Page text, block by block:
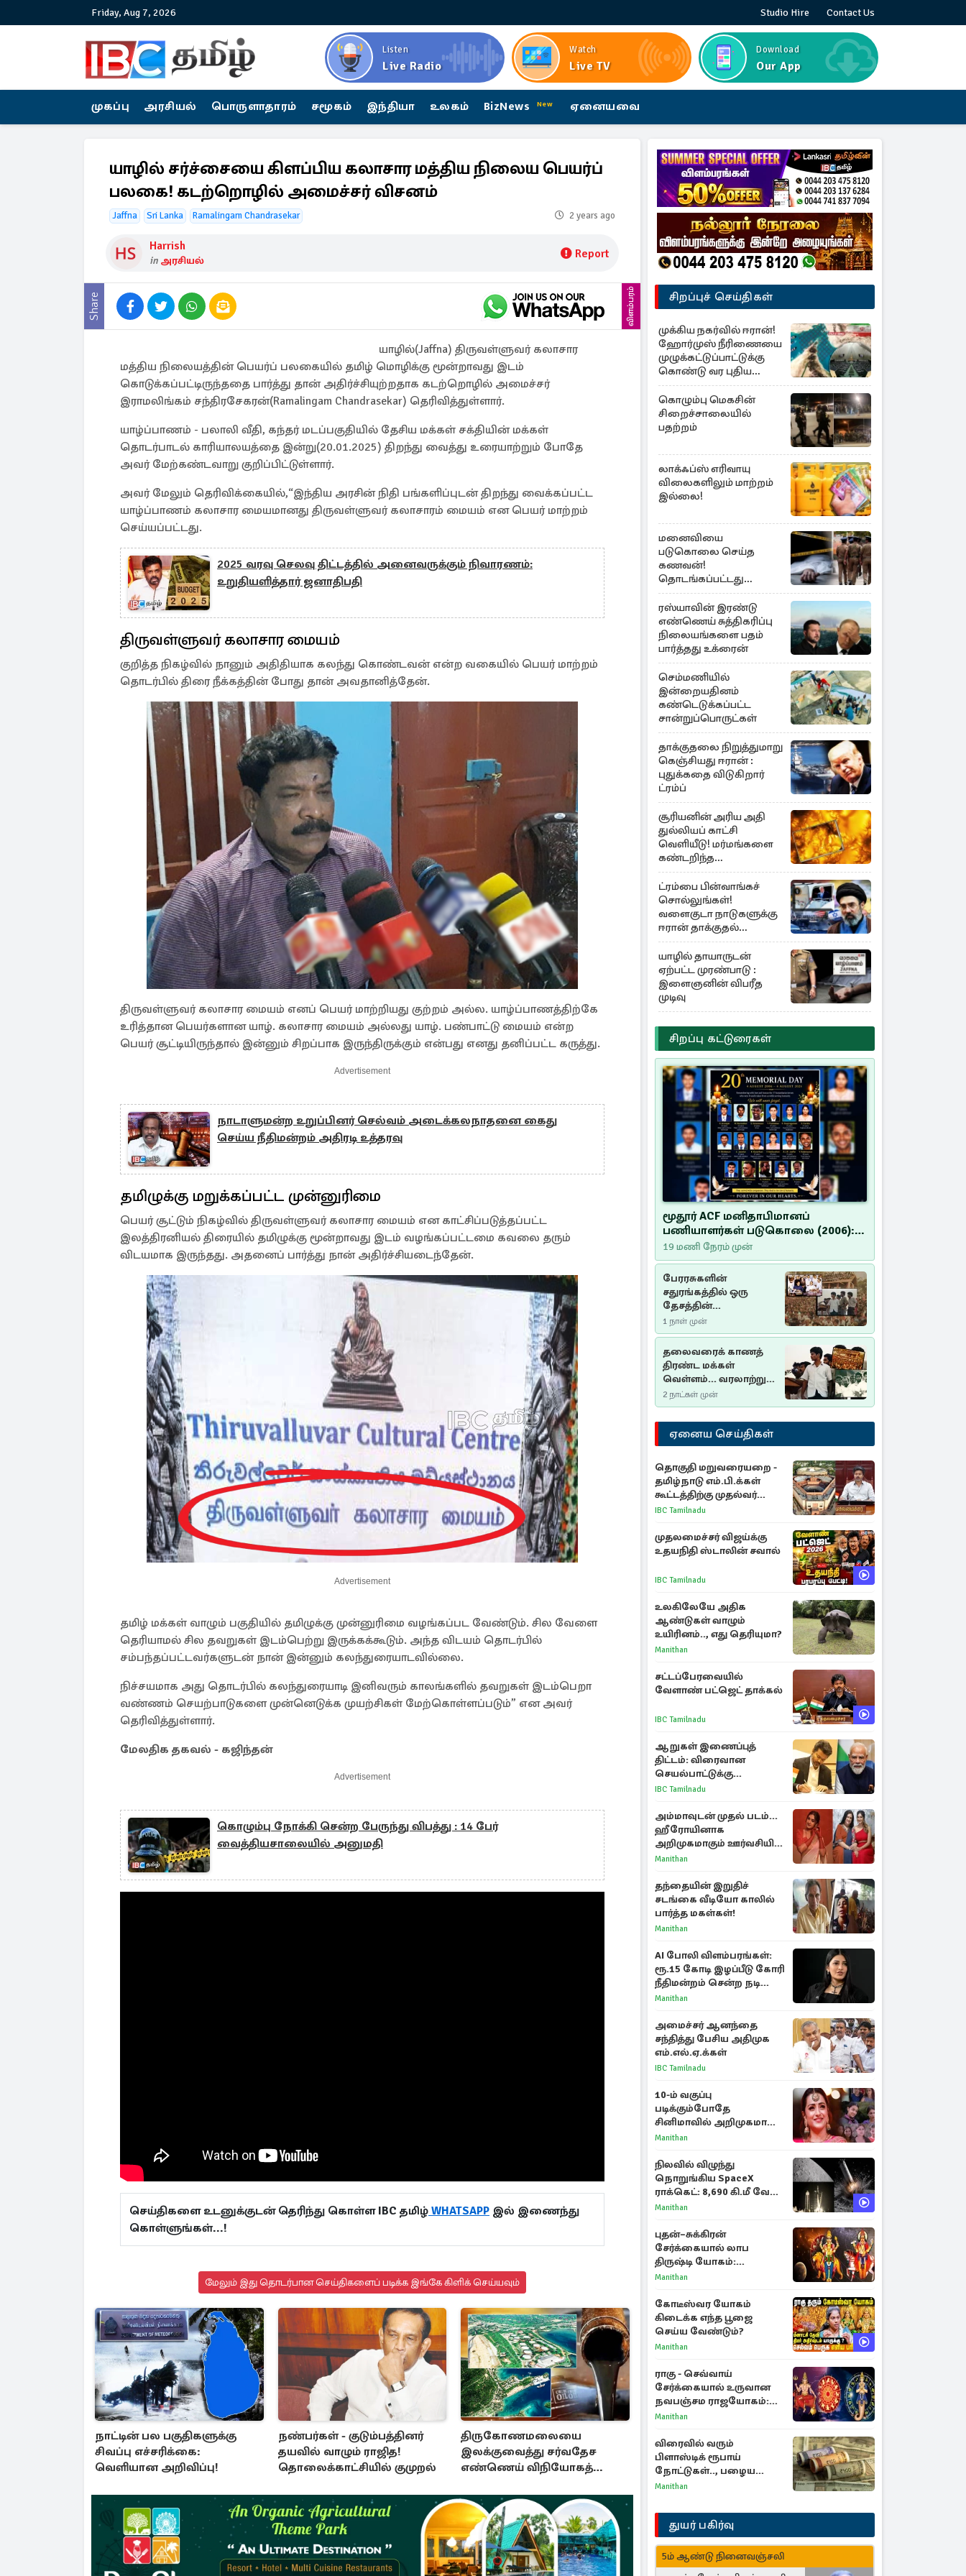
Friday, Aug 7, 2026 Studio Hire Contact Us
Listen
Live Radio
Watch
Live TV
Download
Our App
முகப்பு அரசியல் பொருளாதாரம் சமூகம் இந்தியா உலகம் BizNews New ஏனையவை
யாழில் சர்ச்சையை கிளப்பிய கலாசார மத்திய நிலைய பெயர்ப்
பலகை! கடற்றொழில் அமைச்சர் விசனம்
Jaffna Sri Lanka Ramalingam Chandrasekar 2 years ago
Harrish
in அரசியல் Report
Share விளம்பரம்
யாழில்(Jaffna) திருவள்ளுவர் கலாசார
மத்திய நிலையத்தின் பெயர்ப் பலகையில் தமிழ் மொழிக்கு மூன்றாவது இடம்
கொடுக்கப்பட்டிருந்ததை பார்த்து தான் அதிர்ச்சியுற்றதாக கடற்றொழில் அமைச்சர்
இராமலிங்கம் சந்திரசேகரன்(Ramalingam Chandrasekar) தெரிவித்துள்ளார்.
யாழ்ப்பாணம் - பலாலி வீதி, கந்தர் மடப்பகுதியில் தேசிய மக்கள் சக்தியின் மக்கள்
தொடர்பாடல் காரியாலயத்தை இன்று(20.01.2025) திறந்து வைத்து உரையாற்றும் போதே
அவர் மேற்கண்டவாறு குறிப்பிட்டுள்ளார்.
அவர் மேலும் தெரிவிக்கையில்,“இந்திய அரசின் நிதி பங்களிப்புடன் திறந்து வைக்கப்பட்ட
யாழ்ப்பாணம் கலாசார மையமானது திருவள்ளுவர் கலாசாரம் மையம் என பெயர் மாற்றம்
செய்யப்பட்டது.
2025 வரவு செலவு திட்டத்தில் அனைவருக்கும் நிவாரணம்:
உறுதியளித்தார் ஜனாதிபதி
திருவள்ளுவர் கலாசார மையம்
குறித்த நிகழ்வில் நானும் அதிதியாக கலந்து கொண்டவன் என்ற வகையில் பெயர் மாற்றம்
தொடர்பில் திரை நீக்கத்தின் போது தான் அவதானித்தேன்.
திருவள்ளுவர் கலாசார மையம் எனப் பெயர் மாற்றியது குற்றம் அல்ல. யாழ்ப்பாணத்திற்கே
உரித்தான பெயர்களான யாழ். கலாசார மையம் அல்லது யாழ். பண்பாட்டு மையம் என்ற
பெயர் சூட்டியிருந்தால் இன்னும் சிறப்பாக இருந்திருக்கும் என்பது எனது தனிப்பட்ட கருத்து.
Advertisement
நாடாளுமன்ற உறுப்பினர் செல்வம் அடைக்கலநாதனை கைது
செய்ய நீதிமன்றம் அதிரடி உத்தரவு
தமிழுக்கு மறுக்கப்பட்ட முன்னுரிமை
பெயர் சூட்டும் நிகழ்வில் திருவள்ளுவர் கலாசார மையம் என காட்சிப்படுத்தப்பட்ட
இலத்திரனியல் திரையில் தமிழுக்கு மூன்றாவது இடம் வழங்கப்பட்டமை கவலை தரும்
விடயமாக இருந்தது. அதனைப் பார்த்து நான் அதிர்ச்சியடைந்தேன்.
Advertisement
தமிழ் மக்கள் வாழும் பகுதியில் தமிழுக்கு முன்னுரிமை வழங்கப்பட வேண்டும். சில வேளை
தெரியாமல் சில தவறுகள் இடம்பெற்று இருக்கக்கூடும். அந்த விடயம் தொடர்பில்
சம்பந்தப்பட்டவர்களுடன் நான் இன்னும் கலந்துரையாடவில்லை.
நிச்சயமாக அது தொடர்பில் கலந்துரையாடி இனிவரும் காலங்களில் தவறுகள் இடம்பெறா
வண்ணம் செயற்பாடுகளை முன்னெடுக்க முயற்சிகள் மேற்கொள்ளப்படும்” என அவர்
தெரிவித்துள்ளார்.
மேலதிக தகவல் - கஜிந்தன்
Advertisement
கொழும்பு நோக்கி சென்ற பேருந்து விபத்து : 14 பேர்
வைத்தியசாலையில் அனுமதி
செய்திகளை உடனுக்குடன் தெரிந்து கொள்ள IBC தமிழ் WHATSAPP இல் இணைந்து
கொள்ளுங்கள்...!
மேலும் இது தொடர்பான செய்திகளைப் படிக்க இங்கே கிளிக் செய்யவும்
நாட்டின் பல பகுதிகளுக்கு
சிவப்பு எச்சரிக்கை:
வெளியான அறிவிப்பு!
நண்பர்கள் - குடும்பத்தினர்
தயவில் வாழும் ராஜித!
தொலைக்காட்சியில் குமுறல்
திருகோணமலையை
இலக்குவைத்து சர்வதேச
எண்ணெய் விநியோகத்
சிறப்புச் செய்திகள்
முக்கிய நகர்வில் ஈரான்!
ஹோர்முஸ் நீரிணையை
முழுக்கட்டுப்பாட்டுக்கு
கொண்டு வர புதிய
சட்டமூலம்
கொழும்பு மெகசின்
சிறைச்சாலையில்
பதற்றம்
லாக்ஃப்ஸ் எரிவாயு
விலைகளிலும் மாற்றம்
இல்லை!
மனைவியை
படுகொலை செய்த
கணவன்!
தொடங்கப்பட்டது
விசாரணை
ரஸ்யாவின் இரண்டு
எண்ணெய் சுத்திகரிப்பு
நிலையங்களை பதம்
பார்த்தது உக்ரைன்
செம்மணியில்
இன்றையதினம்
கண்டெடுக்கப்பட்ட
சான்றுப்பொருட்கள்
தாக்குதலை நிறுத்துமாறு
கெஞ்சியது ஈரான் :
புதுக்கதை விடுகிறார்
ட்ரம்ப்
சூரியனின் அரிய அதி
துல்லியப் காட்சி
வெளியீடு! மர்மங்களை
கண்டறிந்த
விஞ்ஞானிகள்
ட்ரம்பை பின்வாங்கச்
சொல்லுங்கள்!
வளைகுடா நாடுகளுக்கு
ஈரான் தாக்குதல்
எச்சரிக்கை
யாழில் தாயாருடன்
ஏற்பட்ட முரண்பாடு :
இளைஞனின் விபரீத
முடிவு
சிறப்பு கட்டுரைகள்
மூதூர் ACF மனிதாபிமானப்
பணியாளர்கள் படுகொலை (2006):
20 ஆண்டுகளாகியும் நீதி
மறுக்கப்பட்ட மனிதாபிமானப்
பேரவலம்
19 மணி நேரம் முன்
பேரரசுகளின்
சதுரங்கத்தில் ஒரு
தேசத்தின்
தீர்க்கதரிசனம் :
சுதுமலை பிரகடனம்
ஒரு வரலாற்றுப் பாடம்
1 நாள் முன்
தலைவரைக் காணத்
திரண்ட மக்கள்
வெள்ளம்... வரலாற்றுச்
சிறப்புமிக்க சுதுமலைப்
பிரகடனம்…
2 நாட்கள் முன்
ஏனைய செய்திகள்
தொகுதி மறுவரையறை -
தமிழ்நாடு எம்.பி.க்கள்
கூட்டத்திற்கு முதல்வர்
விஜய் அழைப்பு
IBC Tamilnadu
முதலமைச்சர் விஜய்க்கு
உதயநிதி ஸ்டாலின் சவால்
IBC Tamilnadu
உலகிலேயே அதிக
ஆண்டுகள் வாழும்
உயிரினம்.., எது தெரியுமா?
Manithan
சட்டப்பேரவையில்
வேளாண் பட்ஜெட் தாக்கல்
IBC Tamilnadu
ஆறுகள் இணைப்புத்
திட்டம்: விரைவான
செயல்பாட்டுக்கு
பிரதமருக்கு முதலமைச்சர்
IBC Tamilnadu
அம்மாவுடன் முதல் படம்...
ஹீரோயினாக
அறிமுகமாகும் ஊர்வசியின்
மகள் தேஜலட்சுமி!
Manithan
தந்தையின் இறுதிச்
சடங்கை வீடியோ காலில்
பார்த்த மகள்கள்!
Manithan
AI போலி விளம்பரங்கள்:
ரூ.15 கோடி இழப்பீடு கோரி
நீதிமன்றம் சென்ற நடிகை
ஸ்ருதி ஹாசன்!
Manithan
அமைச்சர் ஆனந்தை
சந்தித்து பேசிய அதிமுக
எம்.எல்.ஏ.க்கள்
IBC Tamilnadu
10-ம் வகுப்பு
படிக்கும்போதே
சினிமாவில் அறிமுகமான
த்ரிஷா! உண்மையை
காந்தி
Manithan
நிலவில் விழுந்து
நொறுங்கிய SpaceX
ராக்கெட்: 8,690 கி.மீ வேக
மோதலால் உருவான புதிய
Manithan
புதன்–சுக்கிரன்
சேர்க்கையால் லாப
திருஷ்டி யோகம்:
அதிர்ஷ்டம் பெறும் டாப் 3
Manithan
கோடீஸ்வர யோகம்
கிடைக்க எந்த பூஜை
செய்ய வேண்டும்?
Manithan
ராகு - செவ்வாய்
சேர்க்கையால் உருவான
நவபஞ்சம ராஜயோகம்:
அதிர்ஷ்டம் பெறும் 3
Manithan
விரைவில் வரும்
பிளாஸ்டிக் ரூபாய்
நோட்டுகள்.., பழைய
காகித நோட்டுகள்
Manithan
துயர் பகிர்வு
5ம் ஆண்டு நினைவஞ்சலி